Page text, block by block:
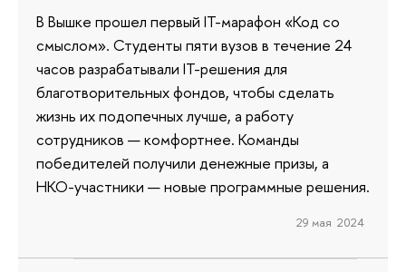
В Вышке прошел первый IT-марафон «Код со
смыслом». Студенты пяти вузов в течение 24
часов разрабатывали IT-решения для
благотворительных фондов, чтобы сделать
жизнь их подопечных лучше, а работу
сотрудников — комфортнее. Команды
победителей получили денежные призы, а
НКО-участники — новые программные решения.
29 мая 2024